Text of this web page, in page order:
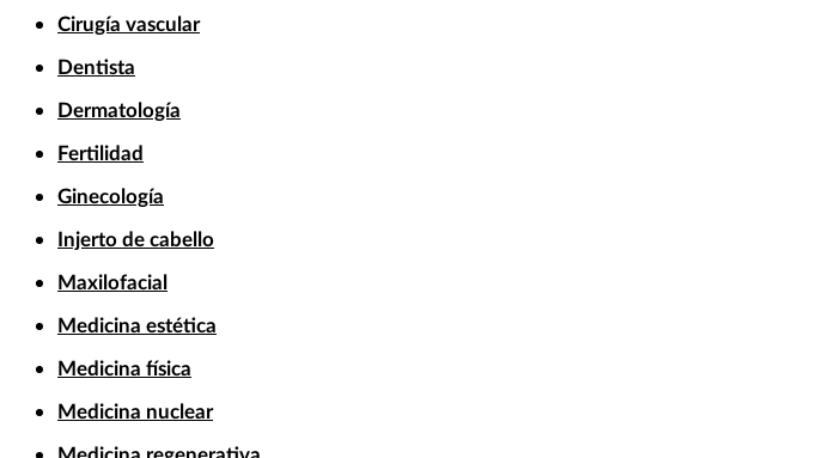
Cirugía vascular
Dentista
Dermatología
Fertilidad
Ginecología
Injerto de cabello
Maxilofacial
Medicina estética
Medicina física
Medicina nuclear